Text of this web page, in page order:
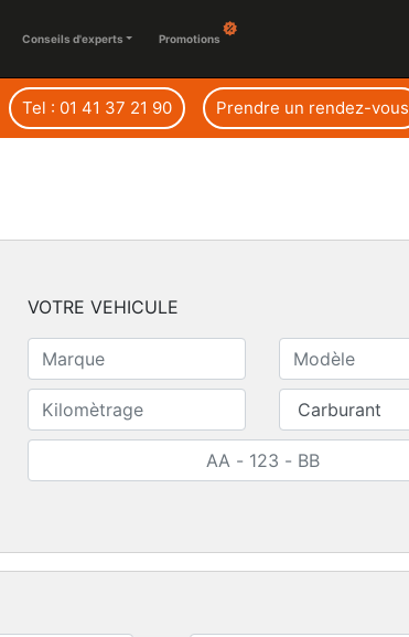
Conseils d'experts Promotions
Tel : 01 41 37 21 90 Prendre un rendez-vous
VOTRE VEHICULE